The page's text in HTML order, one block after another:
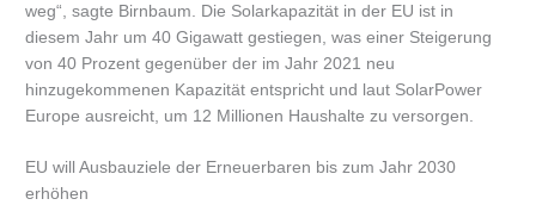
weg“, sagte Birnbaum. Die Solarkapazität in der EU ist in
diesem Jahr um 40 Gigawatt gestiegen, was einer Steigerung
von 40 Prozent gegenüber der im Jahr 2021 neu
hinzugekommenen Kapazität entspricht und laut SolarPower
Europe ausreicht, um 12 Millionen Haushalte zu versorgen.
EU will Ausbauziele der Erneuerbaren bis zum Jahr 2030
erhöhen